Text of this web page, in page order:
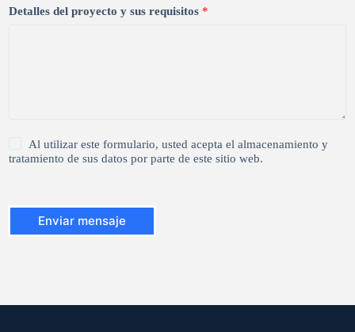
Detalles del proyecto y sus requisitos *
*
Al utilizar este formulario, usted acepta el almacenamiento y
tratamiento de sus datos por parte de este sitio web.
Enviar mensaje